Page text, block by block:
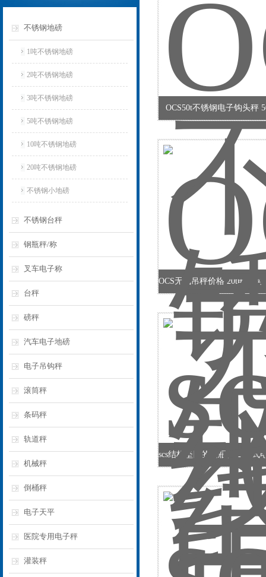
不锈钢地磅
1吨不锈钢地磅
2吨不锈钢地磅
3吨不锈钢地磅
5吨不锈钢地磅
10吨不锈钢地磅
20吨不锈钢地磅
不锈钢小地磅
不锈钢台秤
钢瓶秤/称
叉车电子称
台秤
磅秤
汽车电子地磅
电子吊钩秤
滚筒秤
条码秤
轨道秤
机械秤
倒桶秤
电子天平
医院专用电子秤
灌装秤
OCS50t不锈钢电子钩头秤